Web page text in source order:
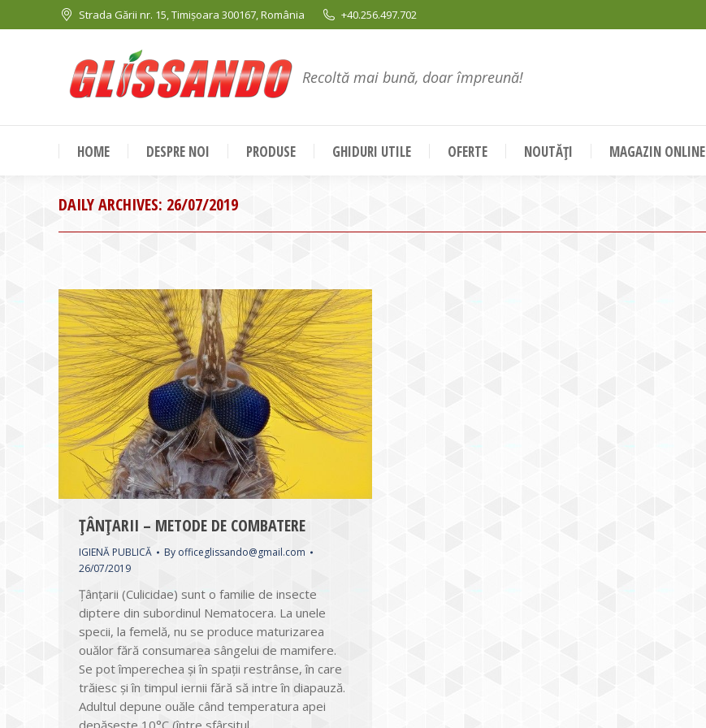
Strada Gării nr. 15, Timișoara 300167, România +40.256.497.702
Recoltă mai bună, doar împreună!
HOME DESPRE NOI PRODUSE GHIDURI UTILE OFERTE NOUTĂȚI MAGAZIN ONLINE
DAILY ARCHIVES: 26/07/2019
ȚÂNȚARII – METODE DE COMBATERE
IGIENĂ PUBLICĂ By officeglissando@gmail.com
26/07/2019
Țânțarii (Culicidae) sunt o familie de insecte
diptere din subordinul Nematocera. La unele
specii, la femelă, nu se produce maturizarea
ouălor fără consumarea sângelui de mamifere.
Se pot împerechea și în spații restrânse, în care
trăiesc și în timpul iernii fără să intre în diapauză.
Adultul depune ouăle când temperatura apei
depășește 10°C (între sfârșitul…